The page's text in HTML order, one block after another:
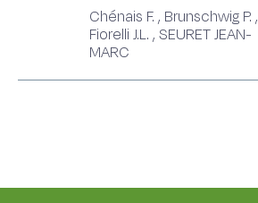
Chénais F. , Brunschwig P. ,
Fiorelli J.L. , SEURET JEAN-
MARC